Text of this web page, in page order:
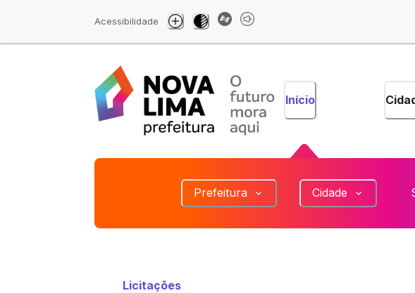
Acessibilidade
Início
Prefeitura Cidade
Licitações